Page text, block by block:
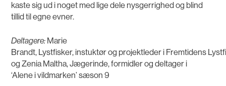
kaste sig ud i noget med lige dele nysgerrighed og blind
tillid til egne evner.
Deltagere: Marie
Brandt, Lystfisker, instuktør og projektleder i Fremtidens
ogZenia Maltha, Jægerinde, formidler og deltager i
‘Alene i vildmarken’ sæson 9